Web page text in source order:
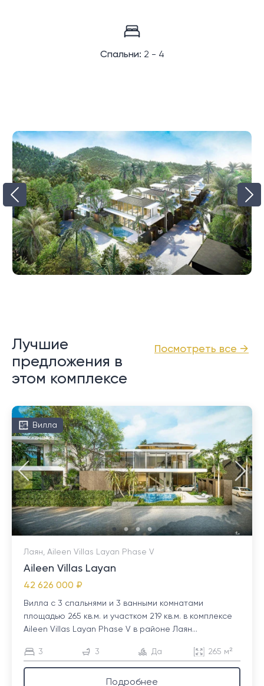
Спальни: 2 - 4
Посмотреть все →
Лучшие
предложения в
этом комплексе
Вилла
Лаян, Aileen Villas Layan Phase V
Aileen Villas Layan
42 626 000 ₽
Вилла с 3 спальнями и 3 ванными комнатами
площадью 265 кв.м. и участком 219 кв.м. в комплексе
Aileen Villas Layan Phase V в районе Лаян...
3 3 Да 265 м²
Подробнее